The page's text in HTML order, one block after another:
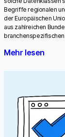
Begriffe regionalen
der Europäischen
aus zahlreichen
Mehr lesen